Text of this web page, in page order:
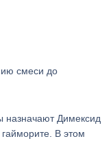
смеси до
назначают Димексид
В этом